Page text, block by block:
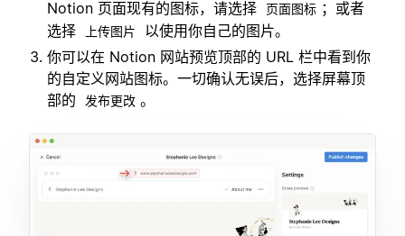
Notion 页面现有的图标，请选择
页面图标 ；或者
选择
上传图片
以使用你自己的图片。
你可以在 Notion 网站预览顶部的 URL 栏中看到你
的自定义网站图标。一切确认无误后，选择屏幕顶
部的
发布更改 。